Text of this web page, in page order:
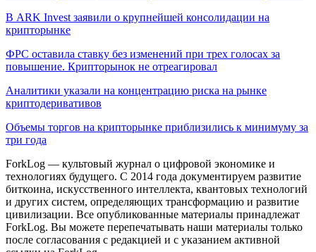
В ARK Invest заявили о крупнейшей консолидации на
крипторынке
ФРС оставила ставку без изменений при трех голосах за
повышение. Крипторынок не отреагировал
Аналитики указали на концентрацию риска на рынке
криптодеривативов
Объемы торгов на крипторынке приблизились к минимуму за
три года
ForkLog — культовый журнал о цифровой экономике и
технологиях будущего. С 2014 года документируем развитие
биткоина, искусственного интеллекта, квантовых технологий
и других систем, определяющих трансформацию и развитие
цивилизации. Все опубликованные материалы принадлежат
ForkLog. Вы можете перепечатывать наши материалы только
после согласования с редакцией и с указанием активной